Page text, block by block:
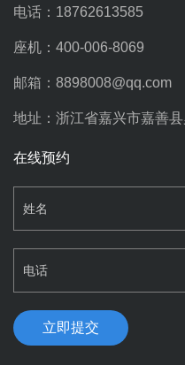
电话：18762613585
座机：400-006-8069
邮箱：8898008@qq.com
地址：浙江省嘉兴市嘉善
在线预约